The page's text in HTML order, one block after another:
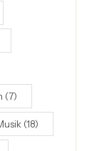
(7)
(18)